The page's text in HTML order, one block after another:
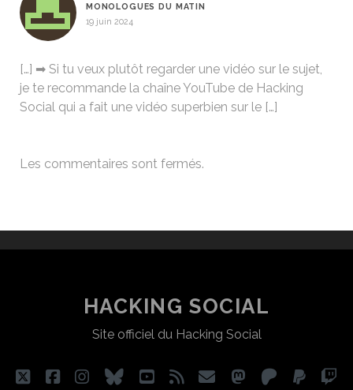
MONOLOGUES DU MATIN
19 juin 2024
[…] ➡ Si tu veux plutôt regarder une vidéo sur le sujet,
je te recommande la chaîne YouTube de Hacking
Social qui a fait une vidéo superbien sur le […]
Les commentaires sont fermés.
HACKING SOCIAL
Site officiel du Hacking Social
twitterfacebook
instagram
blueskyyoutube
rss emailmastodon
patreon